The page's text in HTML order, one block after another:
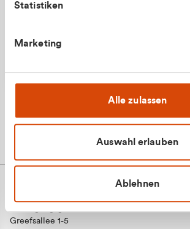
Statistiken
Marketing
Alle zulassen
Auswahl erlauben
Ablehnen
Greefsallee 1-5